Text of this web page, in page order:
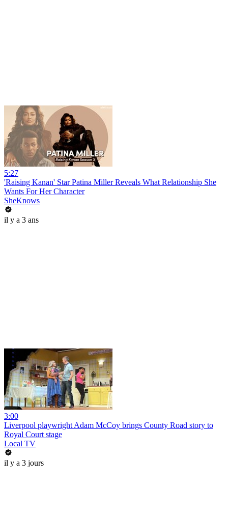
5:27
'Raising Kanan' Star Patina Miller Reveals What Relationship She
Wants For Her Character
SheKnows
il y a 3 ans
3:00
Liverpool playwright Adam McCoy brings County Road story to
Royal Court stage
Local TV
il y a 3 jours